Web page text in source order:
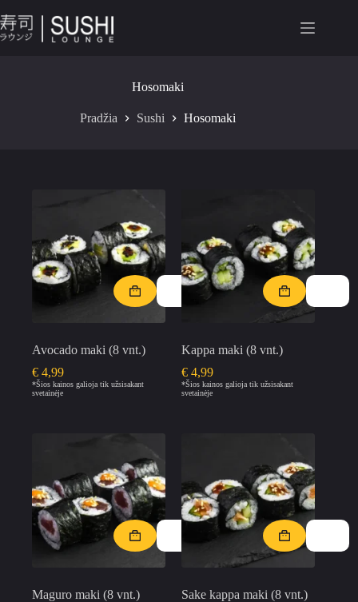
Hosomaki
Pradžia Sushi Hosomaki
Avocado maki (8 vnt.)
€ 4,99
*Šios kainos galioja tik užsisakant
svetainėje
Kappa maki (8 vnt.)
€ 4,99
*Šios kainos galioja tik užsisakant
svetainėje
Maguro maki (8 vnt.)
Sake kappa maki (8 vnt.)